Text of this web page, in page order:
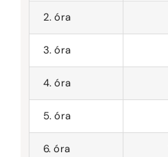
2. óra
3. óra
4. óra
5. óra
6. óra